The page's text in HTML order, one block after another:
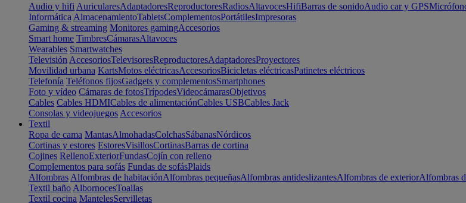
Audio y hifi AuricularesAdaptadoresReproductoresRadiosAltavocesHifiBarras de sonidoAudio car y GPS
Informática AlmacenamientoTabletsComplementosPortátilesImpresoras
Gaming & streaming Monitores gamingAccesorios
Smart home TimbresCámarasAltavoces
Wearables Smartwatches
Televisión AccesoriosTelevisoresReproductoresAdaptadoresProyectores
Movilidad urbana KartsMotos eléctricasAccesoriosBicicletas eléctricasPatinetes eléctricos
Telefonía Teléfonos fijosGadgets y complementosSmartphones
Foto y vídeo Cámaras de fotosTrípodesVideocámarasObjetivos
Cables Cables HDMICables de alimentaciónCables USBCables Jack
Consolas y videojuegos Accesorios
Textil
Ropa de cama MantasAlmohadasColchasSábanasNórdicos
Cortinas y estores EstoresVisillosCortinasBarras de cortina
Cojines RellenoExteriorFundasCojín con relleno
Complementos para sofás Fundas de sofásPlaids
Alfombras Alfombras de habitaciónAlfombras pequeñasAlfombras antideslizantesAlfombras de exteriorAlfombras
Textil baño AlbornocesToallas
Textil cocina MantelesServilletas